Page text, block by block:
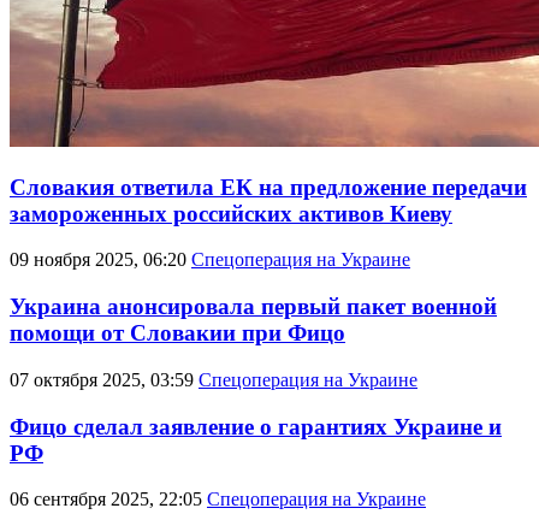
Словакия ответила ЕК на предложение передачи
замороженных российских активов Киеву
09 ноября 2025, 06:20 Спецоперация на Украине
Украина анонсировала первый пакет военной
помощи от Словакии при Фицо
07 октября 2025, 03:59 Спецоперация на Украине
Фицо сделал заявление о гарантиях Украине и
РФ
06 сентября 2025, 22:05 Спецоперация на Украине